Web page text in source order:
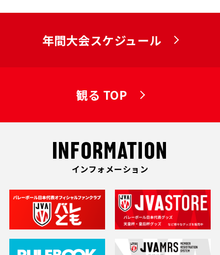
年間大会スケジュール
観る TOP
INFORMATION
インフォメーション